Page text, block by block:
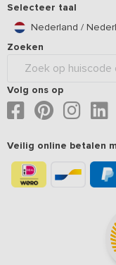
Selecteer taal
Nederland /
Zoeken
Volg ons op
Veilig online betalen